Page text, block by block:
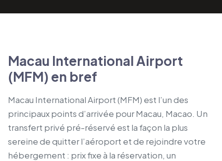
Macau International Airport
(MFM) en bref
Macau International Airport (MFM) est l’un des
principaux points d’arrivée pour Macau, Macao. Un
transfert privé pré-réservé est la façon la plus
sereine de quitter l’aéroport et de rejoindre votre
hébergement : prix fixe à la réservation, un